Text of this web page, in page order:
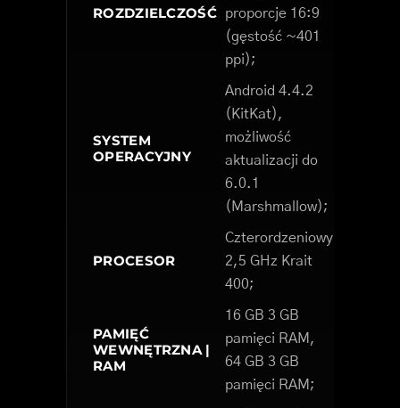
ROZDZIELCZOŚĆ
proporcje 16:9
(gęstość ~401
ppi);
SYSTEM
OPERACYJNY
Android 4.4.2
(KitKat),
możliwość
aktualizacji do
6.0.1
(Marshmallow);
PROCESOR
Czterordzeniowy
2,5 GHz Krait
400;
PAMIĘĆ
WEWNĘTRZNA |
RAM
16 GB 3 GB
pamięci RAM,
64 GB 3 GB
pamięci RAM;